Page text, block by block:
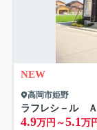
NEW
高岡市姫野
ラフレシ－ル Ａ
4.9万円～5.1万